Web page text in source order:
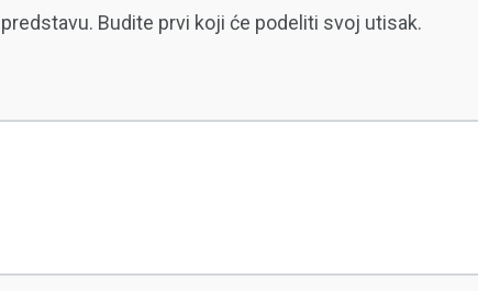
Budite prvi koji će podeliti svoj utisak.